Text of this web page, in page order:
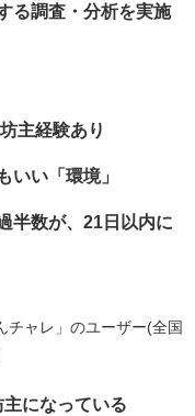
る調査・分析を実施
主経験あり
いい「環境」
半数が、21日以内に
ャレ」のユーザー(全国
になっている